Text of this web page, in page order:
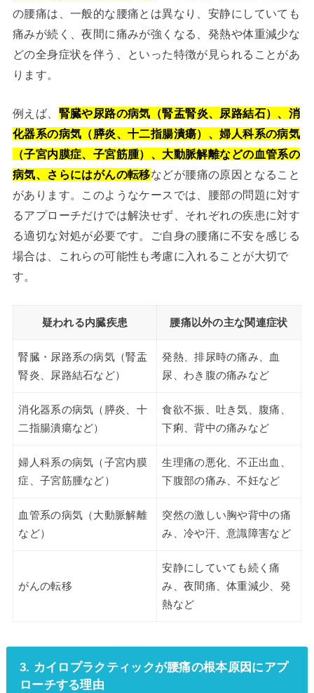
の腰痛は、一般的な腰痛とは異なり、安静にしていても
痛みが続く、夜間に痛みが強くなる、発熱や体重減少な
どの全身症状を伴う、といった特徴が見られることがあ
ります。
例えば、 腎臓や尿路の病気（腎盂腎炎、尿路結石）、消
化器系の病気（膵炎、十二指腸潰瘍）、婦人科系の病気
（子宮内膜症、子宮筋腫）、大動脈解離などの血管系の
病気、さらにはがんの転移などが腰痛の原因となること
があります。このようなケースでは、腰部の問題に対す
るアプローチだけでは解決せず、それぞれの疾患に対す
る適切な対処が必要です。ご自身の腰痛に不安を感じる
場合は、これらの可能性も考慮に入れることが大切で
す。
疑われる内臓疾患 腰痛以外の主な関連症状
腎臓・尿路系の病気（腎盂
腎炎、尿路結石など）
発熱、排尿時の痛み、血
尿、わき腹の痛みなど
消化器系の病気（膵炎、十
二指腸潰瘍など）
食欲不振、吐き気、腹痛、
下痢、背中の痛みなど
婦人科系の病気（子宮内膜
症、子宮筋腫など）
生理痛の悪化、不正出血、
下腹部の痛み、不妊など
血管系の病気（大動脈解離
など）
突然の激しい胸や背中の痛
み、冷や汗、意識障害など
がんの転移
安静にしていても続く痛
み、夜間痛、体重減少、発
熱など
3. カイロプラクティックが腰痛の根本原因にアプ
ローチする理由